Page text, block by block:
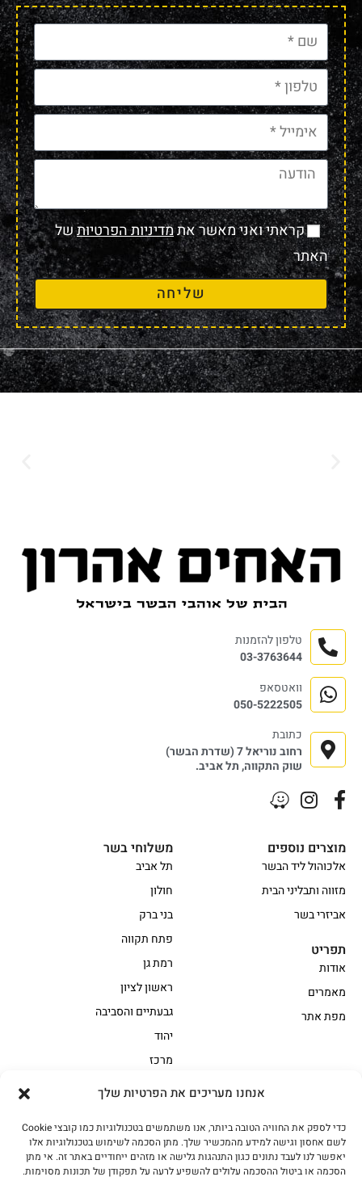
אנחנו מעריכים את הפרטיות שלך
כדי לספק את החוויה הטובה ביותר, אנו משתמשים בטכנולוגיות כמו קובצי Cookie
לשם אחסון וגישה למידע מהמכשיר שלך. מתן הסכמה לשימוש בטכנולוגיות אלו
יאפשר לנו לעבד נתונים כגון התנהגות גלישה או מזהים ייחודיים באתר זה. אי מתן
הסכמה או ביטול ההסכמה עלולים להשפיע לרעה על תפקודן של תכונות מסוימות.
קראתי ואני מאשר אתמדיניות הפרטיותשל
האתר
שליחה
אווז
בשר בקר משובח
בשר בקר עגלה משובח
בשר למעשנת
הודו
חלקים אחוריים
משלוחי בשר
תל אביב
חולון
בני ברק
פתח תקווה
רמת גן
ראשון לציון
גבעתיים והסביבה
יהוד
מרכז
מוצרים נוספים
אלכוהול ליד הבשר
מזווה ותבליני הבית
אביזרי בשר
תפריט
אודות
מאמרים
מפת אתר
טלפון להזמנות
03-3763644
וואטסאפ
050-5222505
כתובת
רחוב נוריאל 7 (שדרת הבשר)
שוק התקווה, תל אביב.